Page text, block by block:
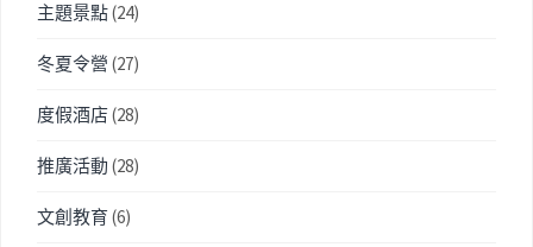
主題景點(24)
冬夏令營 (27)
度假酒店(28)
推廣活動 (28)
文創教育 (6)